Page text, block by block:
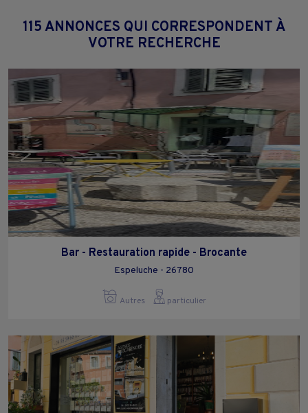
115 ANNONCES QUI CORRESPONDENT À
VOTRE RECHERCHE
Bar - Restauration rapide - Brocante
Espeluche - 26780
Autres particulier